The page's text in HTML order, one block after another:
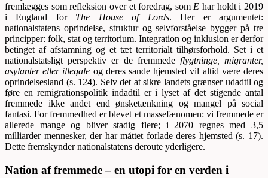
fremlægges som refleksion over et foredrag, som E har holdt i 2019
i England for The House of Lords. Her er argumentet:
nationalstatens oprindelse, struktur og selvforståelse bygger på tre
principper: folk, stat og territorium. Integration og inklusion er derfor
betinget af afstamning og et tæt territorialt tilhørsforhold. Set i et
nationalstatsligt perspektiv er de fremmede flygtninge, migranter,
asylanter eller illegale og deres sande hjemsted vil altid være deres
oprindelsesland (s. 124). Selv det at sikre landets grænser udadtil og
føre en remigrationspolitik indadtil er i lyset af det stigende antal
fremmede ikke andet end ønsketænkning og mangel på social
fantasi. For fremmedhed er blevet et massefænomen: vi fremmede er
allerede mange og bliver stadig flere; i 2070 regnes med 3,5
milliarder mennesker, der har måttet forlade deres hjemsted (s. 17).
Dette fremskynder nationalstatens deroute yderligere.
Nation af fremmede – en utopi for en verden i